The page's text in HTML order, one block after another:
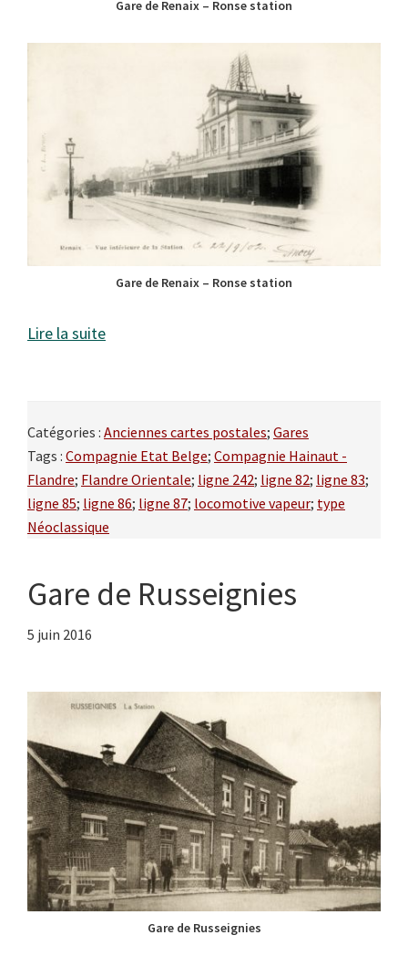
Gare de Renaix – Ronse station
Gare de Renaix – Ronse station
Lire la suite
Catégories : Anciennes cartes postales; Gares
Tags : Compagnie Etat Belge; Compagnie Hainaut -
Flandre; Flandre Orientale; ligne 242; ligne 82; ligne 83;
ligne 85; ligne 86; ligne 87; locomotive vapeur; type
Néoclassique
Gare de Russeignies
5 juin 2016
Gare de Russeignies